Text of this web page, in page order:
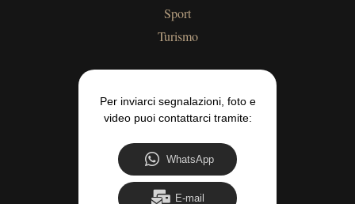
Sport
Turismo
Per inviarci segnalazioni, foto e
video puoi contattarci tramite:
WhatsApp
E-mail